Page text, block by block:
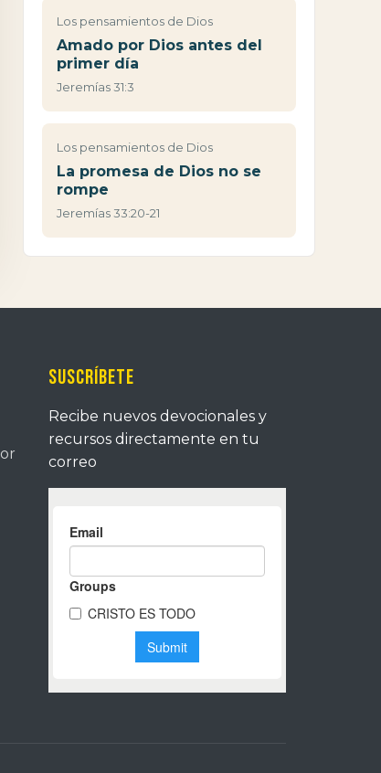
Los pensamientos de Dios
Amado por Dios antes del
primer día
Jeremías 31:3
Los pensamientos de Dios
La promesa de Dios no se
rompe
Jeremías 33:20-21
Suscríbete
Recibe nuevos devocionales y
recursos directamente en tu
correo